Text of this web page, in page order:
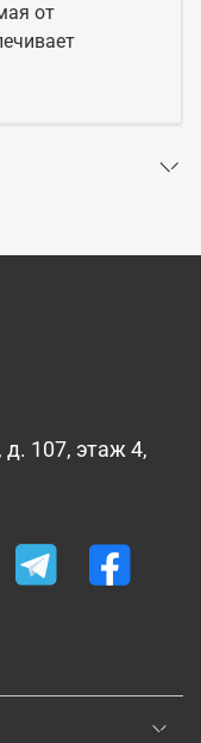
от
д. 107, этаж 4,